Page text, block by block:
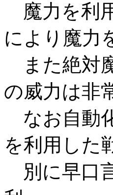
魔力を利
により魔力
また絶対
の威力は非
なお自動
を利用した
別に早口